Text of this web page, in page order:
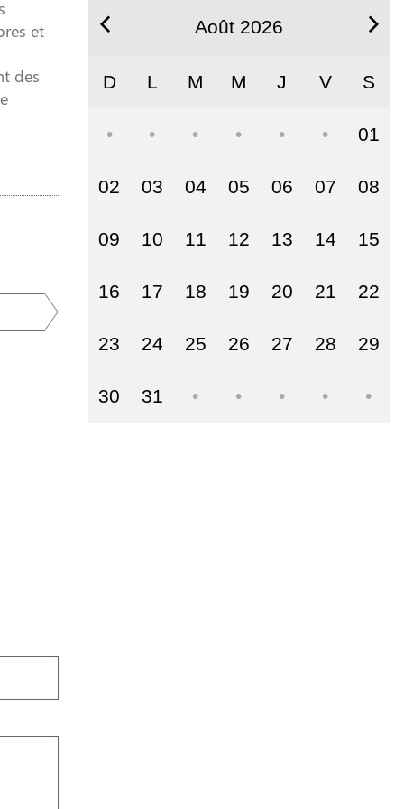
et
des
Août 2026
D L M M J V S
01
02 03 04 05 06 07 08
09 10 11 12 13 14 15
16 17 18 19 20 21 22
23 24 25 26 27 28 29
30 31